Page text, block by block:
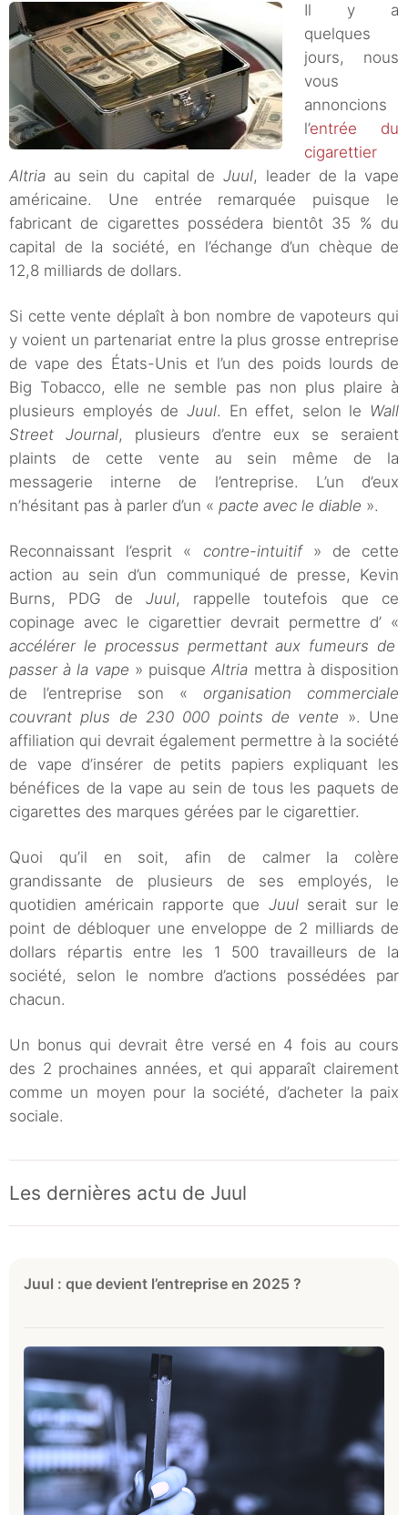
Il y a
quelques
jours, nous
vous
annoncions
l’entrée du
cigarettier
Altria au sein du capital deJuul, leader de la vape
américaine. Une entrée remarquée puisque le
fabricant de cigarettes possédera bientôt 35 % du
capital de la société, en l’échange d’un chèque de
12,8 milliards de dollars.
Si cette vente déplaît à bon nombre de vapoteurs qui
y voient un partenariat entre la plus grosse entreprise
de vape des États-Unis et l’un des poids lourds de
Big Tobacco, elle ne semble pas non plus plaire à
plusieurs employés de Juul. En effet, selon le Wall
Street Journal, plusieurs d’entre eux se seraient
plaints de cette vente au sein même de la
messagerie interne de l’entreprise. L’un d’eux
n’hésitant pas à parler d’un « pacte avec le diable ».
Reconnaissant l’esprit « contre-intuitif» de cette
action au sein d’un communiqué de presse, Kevin
Burns, PDG de Juul, rappelle toutefois que ce
copinage avec le cigarettier devrait permettre d’ «
accélérer le processus permettant aux fumeurs de
passer à la vape » puisqueAltria mettra à disposition
de l’entreprise son « organisation commerciale
couvrant plus de 230 000 points de vente ». Une
affiliation qui devrait également permettre à la société
de vape d’insérer de petits papiers expliquant les
bénéfices de la vape au sein de tous les paquets de
cigarettes des marques gérées par le cigarettier.
Quoi qu’il en soit, afin de calmer la colère
grandissante de plusieurs de ses employés, le
quotidien américain rapporte que Juulserait sur le
point de débloquer une enveloppe de 2 milliards de
dollars répartis entre les 1 500 travailleurs de la
société, selon le nombre d’actions possédées par
chacun.
Un bonus qui devrait être versé en 4 fois au cours
des 2 prochaines années, et qui apparaît clairement
comme un moyen pour la société, d’acheter la paix
sociale.
Les dernières actu de Juul
Juul : que devient l’entreprise en 2025 ?